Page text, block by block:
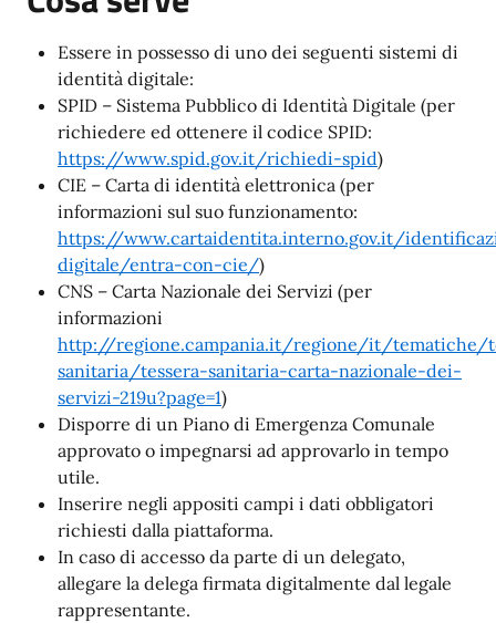
Essere in possesso di uno dei seguenti sistemi di
identità digitale:
SPID – Sistema Pubblico di Identità Digitale (per
richiedere ed ottenere il codice SPID:
https://www.spid.gov.it/richiedi-spid)
CIE – Carta di identità elettronica (per
informazioni sul suo funzionamento:
https://www.cartaidentita.interno.gov.it/
digitale/entra-con-cie/)
CNS – Carta Nazionale dei Servizi (per
informazioni
http://regione.campania.it/regione/it/tematiche/
sanitaria/tessera-sanitaria-carta-nazionale-dei-
servizi-219u?page=1)
Disporre di un Piano di Emergenza Comunale
approvato o impegnarsi ad approvarlo in tempo
utile.
Inserire negli appositi campi i dati obbligatori
richiesti dalla piattaforma.
In caso di accesso da parte di un delegato,
allegare la delega firmata digitalmente dal legale
rappresentante.